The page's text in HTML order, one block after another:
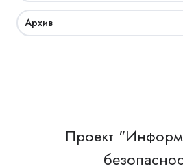
Архив
Проект